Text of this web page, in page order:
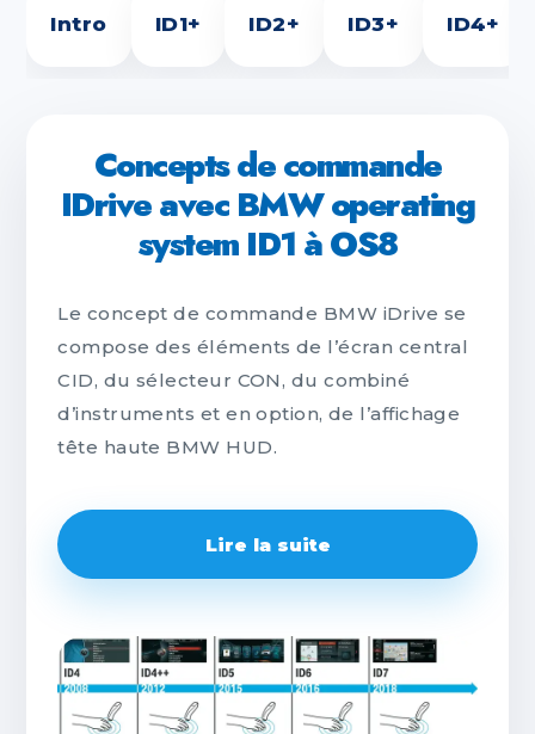
Intro ID1+ ID2+ ID3+ ID4+
Concepts de commande
IDrive avec BMW operating
system ID1 à OS8
Le concept de commande BMW iDrive se
compose des éléments de l’écran central
CID, du sélecteur CON, du combiné
d’instruments et en option, de l’affichage
tête haute BMW HUD.
Lire la suite